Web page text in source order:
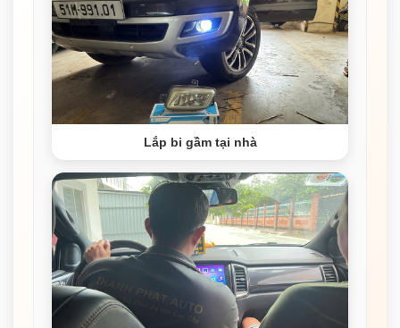
Lắp bi gầm tại nhà